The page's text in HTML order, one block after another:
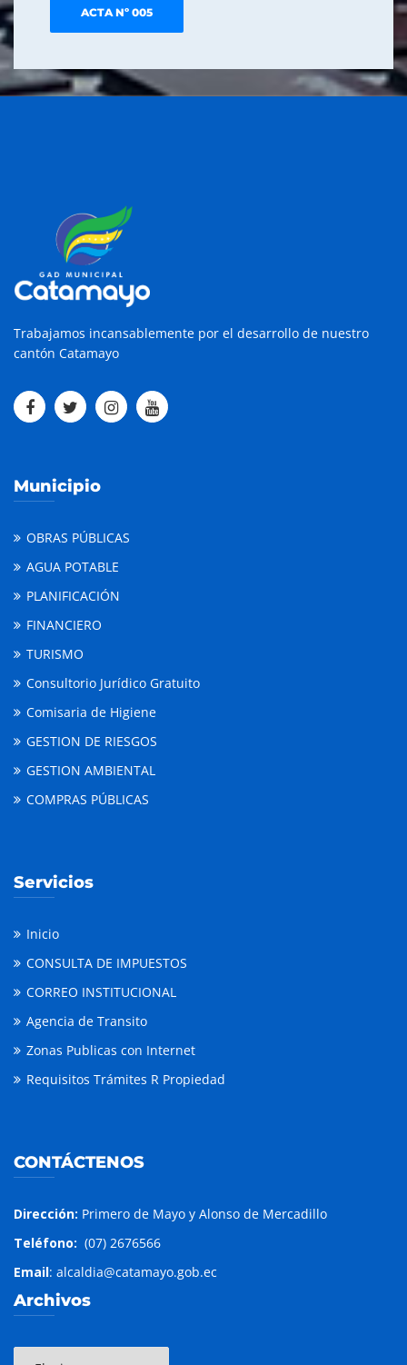
ACTA Nº 005
Trabajamos incansablemente por el desarrollo de nuestro
cantón Catamayo
Municipio
OBRAS PÚBLICAS
AGUA POTABLE
PLANIFICACIÓN
FINANCIERO
TURISMO
Consultorio Jurídico Gratuito
Comisaria de Higiene
GESTION DE RIESGOS
GESTION AMBIENTAL
COMPRAS PÚBLICAS
Servicios
Inicio
CONSULTA DE IMPUESTOS
CORREO INSTITUCIONAL
Agencia de Transito
Zonas Publicas con Internet
Requisitos Trámites R Propiedad
CONTÁCTENOS
Dirección: Primero de Mayo y Alonso de Mercadillo
Teléfono: (07) 2676566
Email: alcaldia@catamayo.gob.ec
Archivos